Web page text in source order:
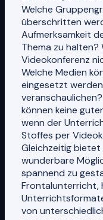
Welche
überschritten
Aufmerksamkeit
Thema zu halten?
Videokonferenz
Welche Medien
eingesetzt
können keine
wenn der
Stoffes per
Gleichzeitig bietet
wunderbare
spannend zu
Frontalunterricht,
von